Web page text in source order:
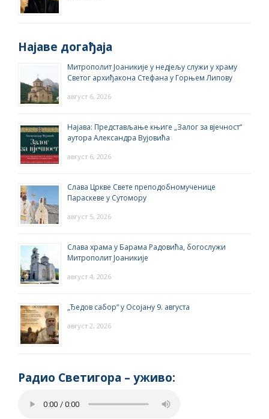
Најаве догађаја
Митрополит Јоаникије у недјељу служи у храму
Светог архиђакона Стефана у Горњем Липову
август 6, 2026
Најава: Представљање књиге „Залог за вјечност“
аутора Александра Вујовића
август 6, 2026
Слава Цркве Свете преподобномученице
Параскеве у Сутомору
август 5, 2026
Слава храма у Барама Радовића, богослужи
Митрополит Јоаникије
август 4, 2026
„Ђедов сабор“ у Осојану 9. августа
август 2, 2026
Радио Светигора – yживо: